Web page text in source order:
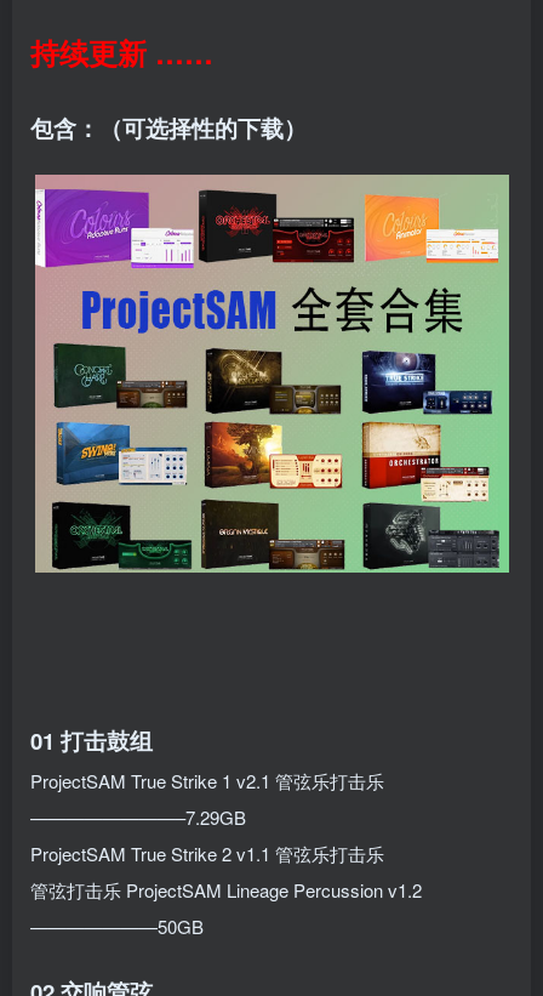
持续更新 ……
包含：（可选择性的下载）
01打击鼓组
ProjectSAM True Strike 1 v2.1 管弦乐打击乐
————————–7.29GB
ProjectSAM True Strike 2 v1.1 管弦乐打击乐
管弦打击乐 ProjectSAM Lineage Percussion v1.2
———————50GB